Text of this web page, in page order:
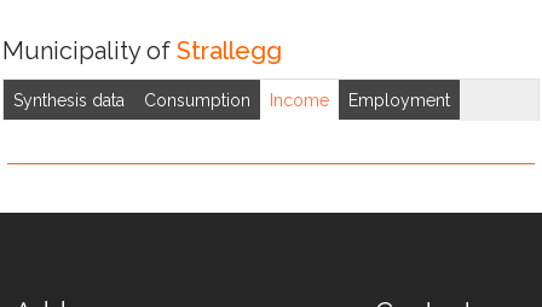
Municipality of Strallegg
Synthesis data Consumption Income Employment